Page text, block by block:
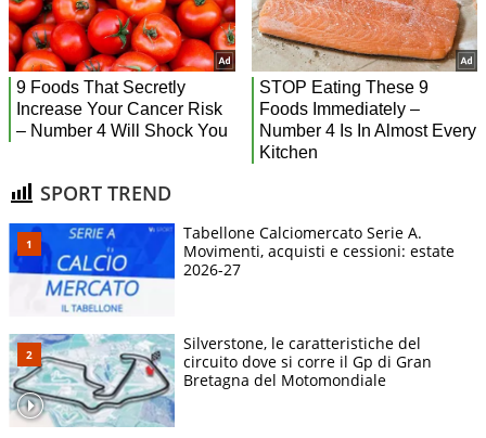
SPORT TREND
Tabellone Calciomercato Serie A.
Movimenti, acquisti e cessioni: estate
2026-27
Silverstone, le caratteristiche del
circuito dove si corre il Gp di Gran
Bretagna del Motomondiale